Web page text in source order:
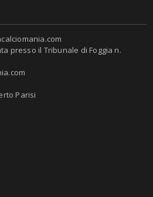
presso il Tribunale di Foggia n.
Parisi